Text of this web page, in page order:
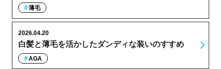
薄毛
白髪と薄毛を活かしたダンディな装いのすすめ
2026.04.20
AGA